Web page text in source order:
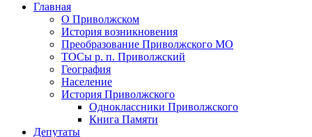
Главная
О Приволжском
История возникновения
Преобразование Приволжского МО
ТОСы р. п. Приволжский
География
Население
История Приволжского
Одноклассники Приволжского
Книга Памяти
Депутаты